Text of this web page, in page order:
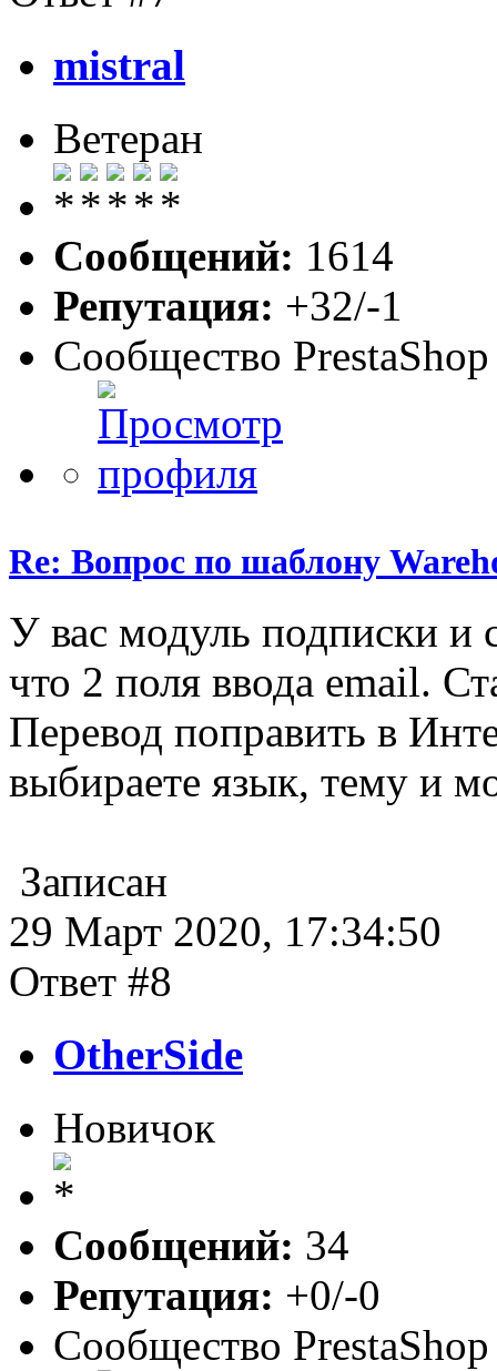
mistral
Ветеран
Сообщений: 1614
Репутация: +32/-1
Сообщество PrestaShop
Re: Вопрос по шаблону
У вас модуль подписки и
что 2 поля ввода email.
Перевод поправить в
выбираете язык, тему и
Записан
29 Март 2020, 17:34:50
Ответ #8
OtherSide
Новичок
Сообщений: 34
Репутация: +0/-0
Сообщество PrestaShop